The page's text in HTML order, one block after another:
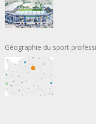
Géographie du sport